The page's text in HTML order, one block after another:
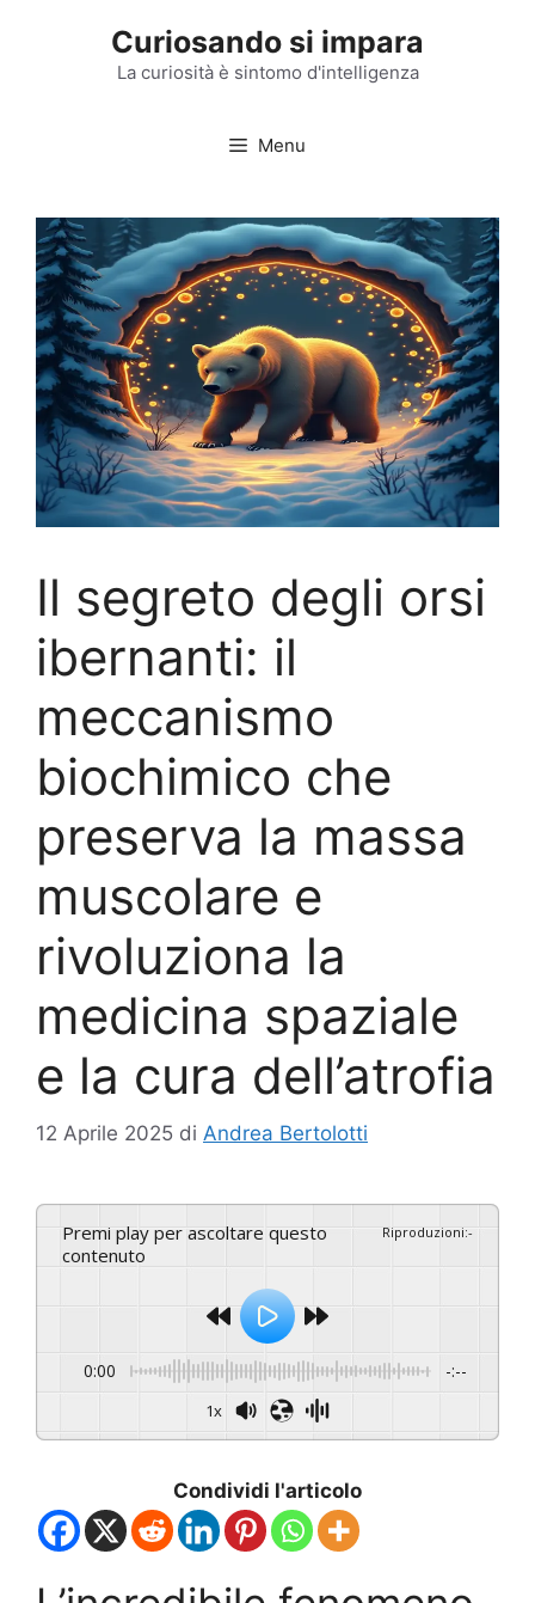
Curiosando si impara
La curiosità è sintomo d'intelligenza
Menu
Il segreto degli orsi
ibernanti: il
meccanismo
biochimico che
preserva la massa
muscolare e
rivoluziona la
medicina spaziale
e la cura dell’atrofia
12 Aprile 2025 di Andrea Bertolotti
Premi play per ascoltare questo
contenuto
Riproduzioni:-
0:00 -:--
1x
Condividi l'articolo